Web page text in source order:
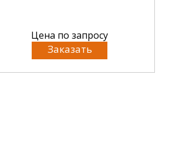
Цена по запросу
Заказать